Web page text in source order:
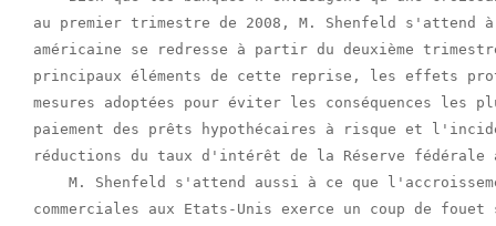
au premier trimestre de 2008, M. Shenfeld s'attend
américaine se redresse à partir du deuxième
principaux éléments de cette reprise, les effets
mesures adoptées pour éviter les conséquences les
paiement des prêts hypothécaires à risque et
réductions du taux d'intérêt de la Réserve fédérale
M. Shenfeld s'attend aussi à ce que
commerciales aux Etats-Unis exerce un coup de